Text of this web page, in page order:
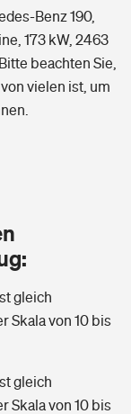
Alter?
Benz 190,
173 kW, 2463
beachten Sie,
vielen ist, um
gleich
Skala von 10 bis
gleich
Skala von 10 bis